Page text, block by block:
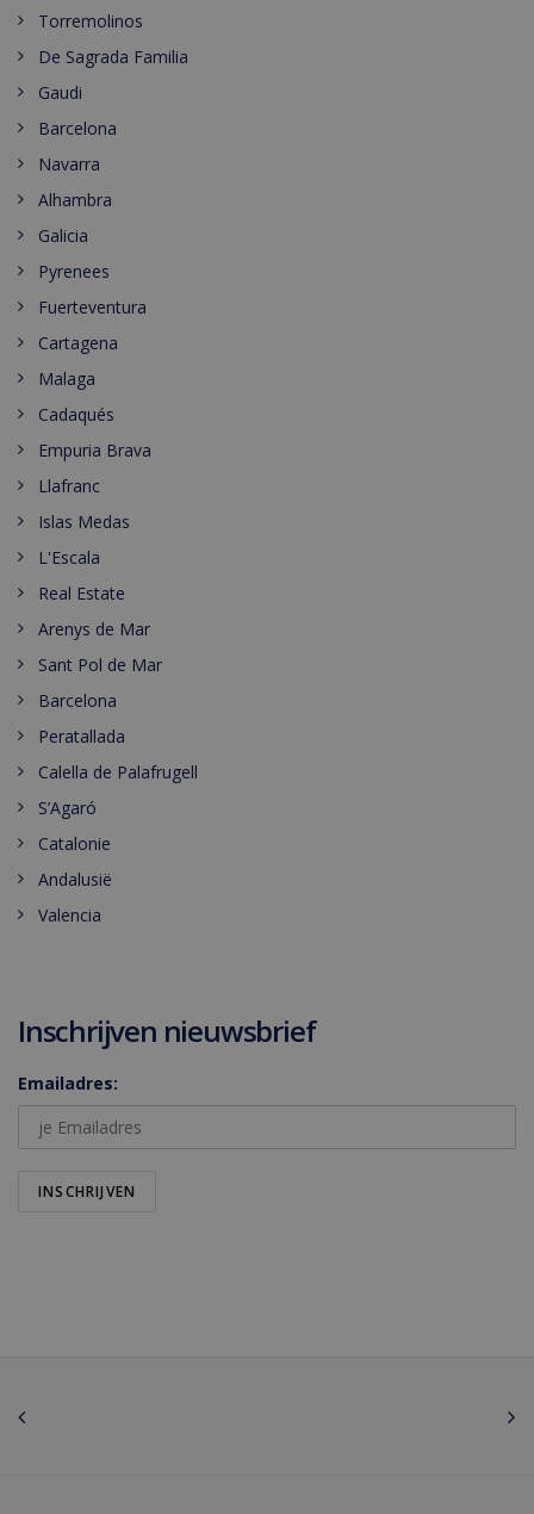
Torremolinos
De Sagrada Familia
Gaudi
Barcelona
Navarra
Alhambra
Galicia
Pyrenees
Fuerteventura
Cartagena
Malaga
Cadaqués
Empuria Brava
Llafranc
Islas Medas
L'Escala
Real Estate
Arenys de Mar
Sant Pol de Mar
Barcelona
Peratallada
Calella de Palafrugell
S’Agaró
Catalonie
Andalusië
Valencia
Inschrijven nieuwsbrief
Emailadres: